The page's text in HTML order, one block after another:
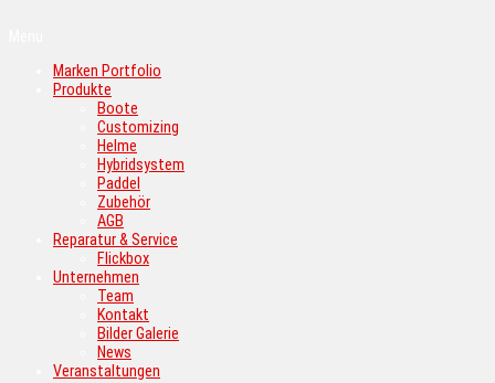
Marken Portfolio
Produkte
Boote
Customizing
Helme
Hybridsystem
Paddel
Zubehör
AGB
Reparatur & Service
Flickbox
Unternehmen
Team
Kontakt
Bilder Galerie
News
Veranstaltungen